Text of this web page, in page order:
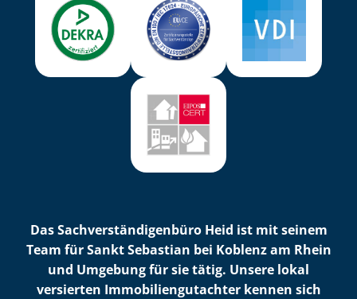
Das Sach­ver­stän­di­gen­bü­ro Heid ist mit seinem
Team für Sankt Sebastian bei Koblenz am Rhein
und Umgebung für sie tätig. Unsere lokal
versierten Im­mo­bi­li­en­gut­ach­ter kennen sich